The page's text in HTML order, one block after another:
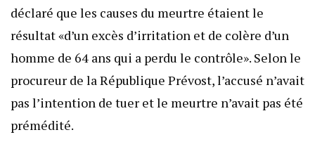
déclaré que les causes du meurtre étaient le
résultat «d’un excès d’irritation et de colère d’un
homme de 64 ans qui a perdu le contrôle». Selon le
procureur de la République Prévost, l’accusé n’avait
pas l’intention de tuer et le meurtre n’avait pas été
prémédité.